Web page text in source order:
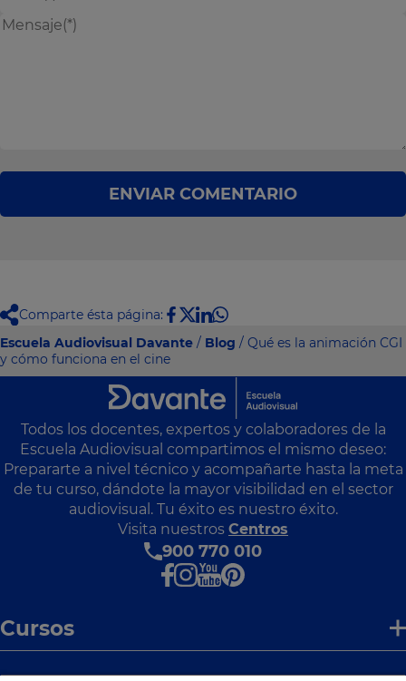
ENVIAR COMENTARIO
Comparte ésta página:
Escuela Audiovisual Davante / Blog / Qué es la animación CGI
y cómo funciona en el cine
Todos los docentes, expertos y colaboradores de la
Escuela Audiovisual compartimos el mismo deseo:
Prepararte a nivel técnico y acompañarte hasta la meta
de tu curso, dándote la mayor visibilidad en el sector
audiovisual. Tu éxito es nuestro éxito.
Visita nuestros Centros
900 770 010
Cursos